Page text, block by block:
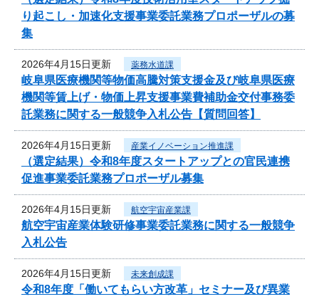
り起こし・加速化支援事業委託業務プロポーザルの募
集
2026年4月15日更新 薬務水道課
岐阜県医療機関等物価高騰対策支援金及び岐阜県医療
機関等賃上げ・物価上昇支援事業費補助金交付事務委
託業務に関する一般競争入札公告【質問回答】
2026年4月15日更新 産業イノベーション推進課
（選定結果）令和8年度スタートアップとの官民連携
促進事業委託業務プロポーザル募集
2026年4月15日更新 航空宇宙産業課
航空宇宙産業体験研修事業委託業務に関する一般競争
入札公告
2026年4月15日更新 未来創成課
令和8年度「働いてもらい方改革」セミナー及び異業